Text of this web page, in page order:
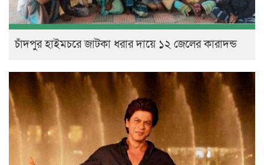
চাঁদপুর হাইমচরে জাটকা ধরার দায়ে ১২ জেলের কারাদন্ড